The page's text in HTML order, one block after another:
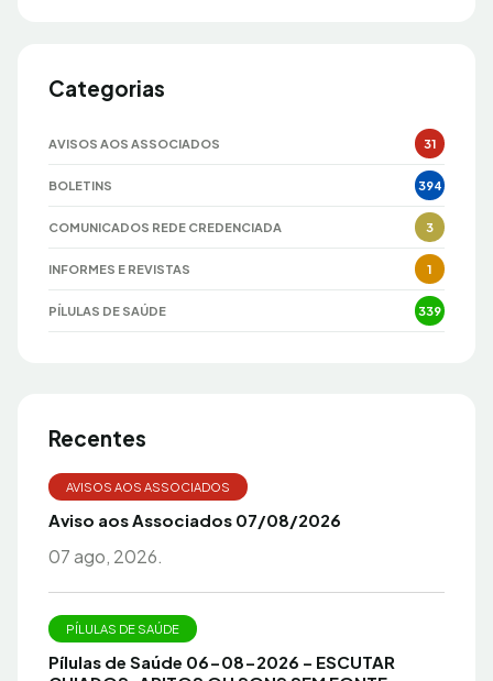
Categorias
AVISOS AOS ASSOCIADOS 31
BOLETINS 394
COMUNICADOS REDE CREDENCIADA 3
INFORMES E REVISTAS 1
PÍLULAS DE SAÚDE 339
Recentes
AVISOS AOS ASSOCIADOS
Aviso aos Associados 07/08/2026
07 ago, 2026.
PÍLULAS DE SAÚDE
Pílulas de Saúde 06-08-2026 – ESCUTAR